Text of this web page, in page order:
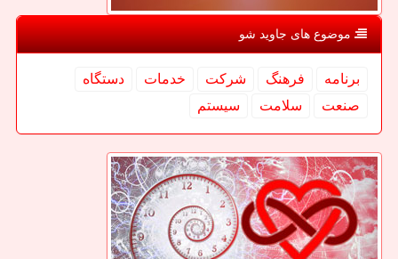
موضوع های جاوید شو
برنامه فرهنگ شركت خدمات
دستگاه
صنعت
سلامت سیستم